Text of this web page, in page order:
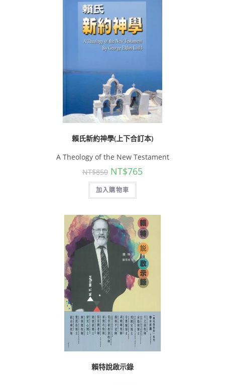
賴氏新約神學(上下合訂本)
A Theology of the New Testament
NT$850 NT$765
加入購物車
賴特說啟示錄